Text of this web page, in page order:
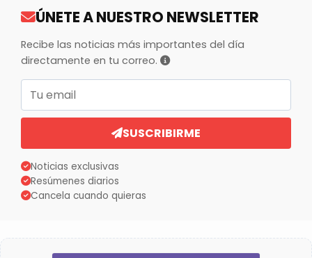
ÚNETE A NUESTRO NEWSLETTER
Recibe las noticias más importantes del día
directamente en tu correo.
Correo electrónico
SUSCRIBIRME
Noticias exclusivas
Resúmenes diarios
Cancela cuando quieras